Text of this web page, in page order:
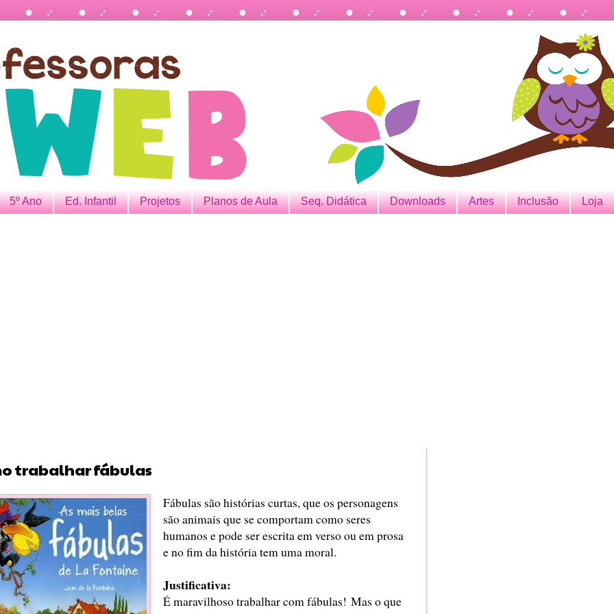
5º Ano Ed. Infantil Projetos Planos de Aula Seq. Didática Downloads Artes Inclusão Loja
trabalhar fábulas
Fábulas são histórias curtas, que os personagens
são animais que se comportam como seres
humanos e pode ser escrita em verso ou em prosa
e no fim da história tem uma moral.
Justificativa:
É maravilhoso trabalhar com fábulas! Mas o que